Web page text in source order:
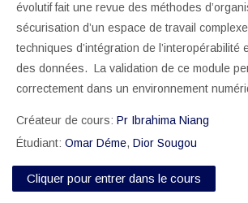
évolutif fait une revue des méthodes
sécurisation d’un espace de travail
techniques d’intégration de l’interopérabilité
des données. La validation de ce module
correctement dans un environnement
Créateur de cours: Pr Ibrahima Niang
Étudiant: Omar Déme, Dior Sougou
Cliquer pour entrer dans le cours